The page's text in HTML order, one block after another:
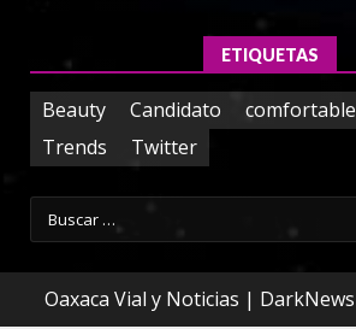
ETIQUETAS
Beauty Candidato comfortable
Trends
Twitter
Buscar:
Oaxaca Vial y Noticias | DarkNews